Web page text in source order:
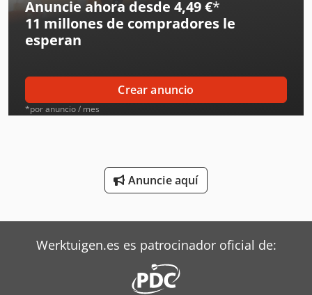
Ingersoll Rand Herramientas
Jcb Tractores
Juki Máquinas De Coser
Liebherr Grúas
Massey Ferguson Tractores
Mitsubishi Aires Acondicionados
Oms Flejadoras
Anuncie ahora desde 4,49 €*
11 millones de compradores le
esperan
Crear anuncio
*por anuncio / mes
Anuncie aquí
Werktuigen.es es patrocinador oficial de: